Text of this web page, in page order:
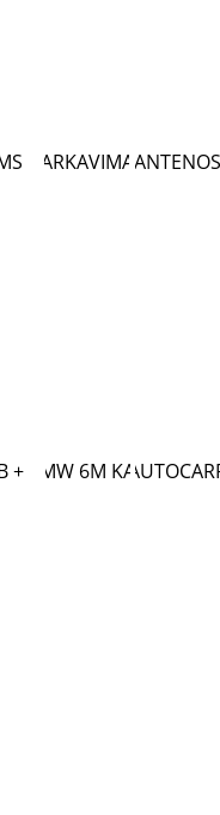
ANTENOS
PARKAVIMAS
+BMW 6M KABELIS